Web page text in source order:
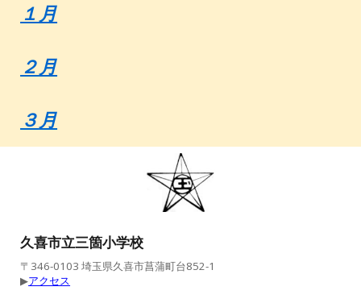
１月
２月
３月
久喜市立三箇小学校
〒346-0103 埼玉県久喜市菖蒲町台852-1
▶︎アクセス